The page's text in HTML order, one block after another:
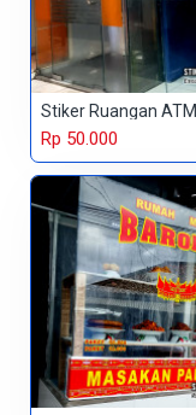
Stiker Ruangan ATM
Rp 50.000